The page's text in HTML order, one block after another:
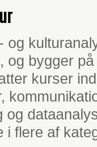
og
og bygger
kurser
og
i flere af